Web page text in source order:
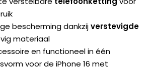
bescherming dankzijverstevigde
materiaal
en functioneel in één
voor de iPhone 16 met